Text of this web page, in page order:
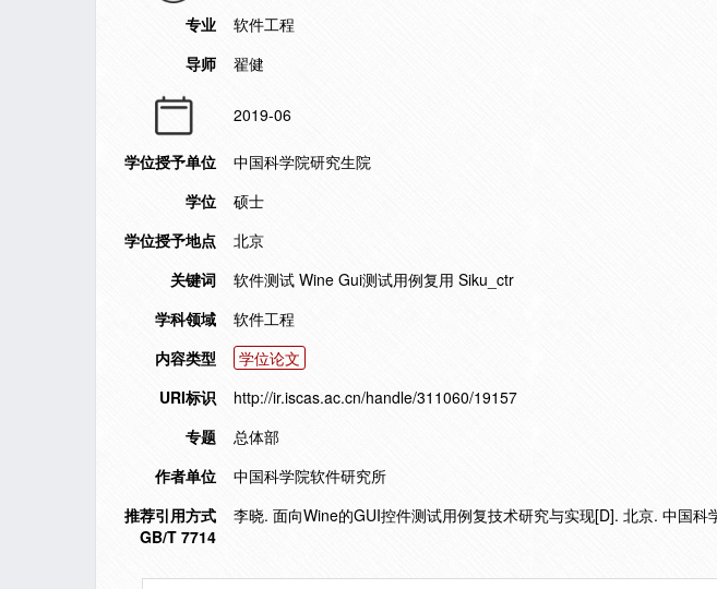
专业
软件工程
导师
翟健
2019-06
学位授予单位
中国科学院研究生院
学位
硕士
学位授予地点
北京
关键词
软件测试 Wine Gui测试用例复用 Siku_ctr
学科领域
软件工程
内容类型
学位论文
URI标识
http://ir.iscas.ac.cn/handle/311060/19157
专题
总体部
作者单位
中国科学院软件研究所
推荐引用方式
GB/T 7714
李晓. 面向Wine的GUI控件测试用例复技术研究与实现[D]. 北京. 中国科